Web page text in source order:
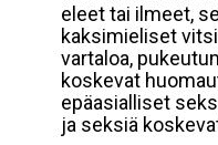
eleet tai ilmeet,
kaksimieliset
vartaloa,
koskevat
epäasialliset
ja seksiä